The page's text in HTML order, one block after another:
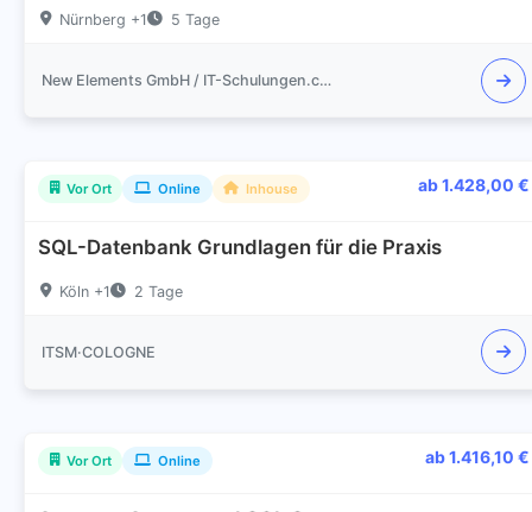
Nürnberg +1 5 Tage
New Elements GmbH / IT-Schulungen.com
Vor Ort Online Inhouse ab 1.428,00 €
SQL-Datenbank Grundlagen für die Praxis
Köln +1 2 Tage
ITSM·COLOGNE
Vor Ort Online ab 1.416,10 €